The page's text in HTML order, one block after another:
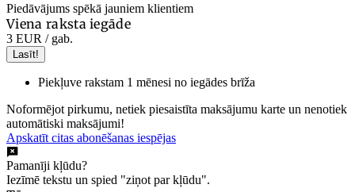
Piedāvājums spēkā jauniem klientiem
Viena raksta iegāde
3 EUR / gab.
Lasīt!
Piekļuve rakstam 1 mēnesi no iegādes brīža
Noformējot pirkumu, netiek piesaistīta maksājumu karte un nenotiek
automātiski maksājumi!
Apskatīt citas abonēšanas iespējas
Pamanīji kļūdu?
Iezīmē tekstu un spied "ziņot par kļūdu".